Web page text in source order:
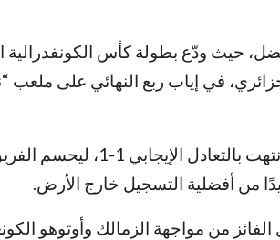
حيث ودّع بطولة كأس الكونفدرالية
في إياب ربع النهائي على ملعب
وكانت مباراة الذهاب في القاهرة قد انتهت
من أفضلية التسجيل خارج الأرض.
من مواجهة الزمالك وأوتوهو